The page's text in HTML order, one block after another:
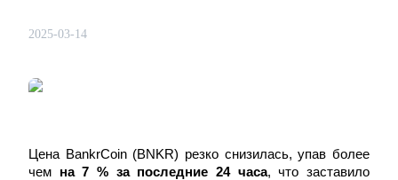
2025-03-14
Цена BankrCoin (BNKR) резко снизилась, упав более
чем на 7 % за последние 24 часа, что заставило